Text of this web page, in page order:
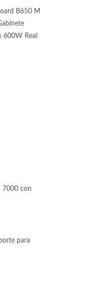
B650 M
600W Real
7000 con
para